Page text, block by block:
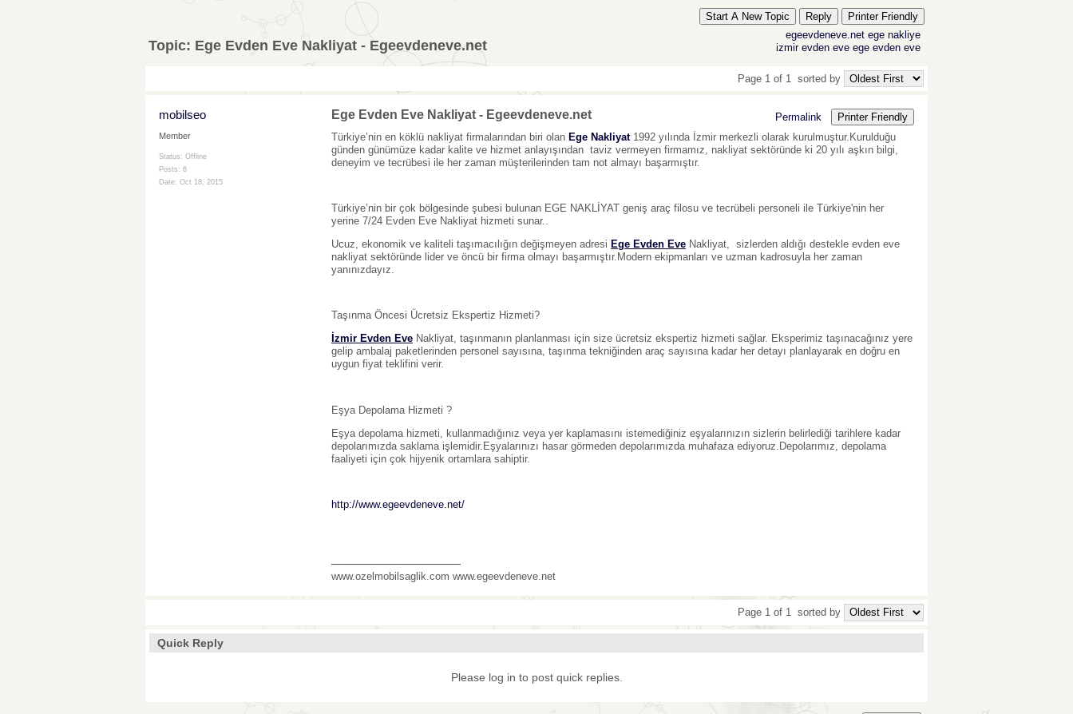
Start A New Topic Reply
Printer Friendly
egeevdeneve.net ege nakliye
izmir evden eve ege evden eve
Topic: Ege Evden Eve Nakliyat - Egeevdeneve.net
Page 1 of 1 sorted by
mobilseo
Member
Status: Offline
Posts: 6
Date: Oct 18, 2015
Ege Evden Eve Nakliyat - Egeevdeneve.net Permalink
Printer Friendly
Türkiye’nin en köklü nakliyat firmalarından biri olan Ege Nakliyat1992 yılında İzmir merkezli olarak kurulmuştur.Kurulduğu
günden günümüze kadar kalite ve hizmet anlayışından taviz vermeyen firmamız, nakliyat sektöründe ki 20 yılı aşkın bilgi,
deneyim ve tecrübesi ile her zaman müşterilerinden tam not almayı başarmıştır.
Türkiye’nin bir çok bölgesinde şubesi bulunan EGE NAKLİYAT geniş araç filosu ve tecrübeli personeli ile Türkiye'nin her
yerine 7/24 Evden Eve Nakliyat hizmeti sunar..
Ucuz, ekonomik ve kaliteli taşımacılığın değişmeyen adresi Ege Evden Eve Nakliyat, sizlerden aldığı destekle evden eve
nakliyat sektöründe lider ve öncü bir firma olmayı başarmıştır.Modern ekipmanları ve uzman kadrosuyla her zaman
yanınızdayız.
Taşınma Öncesi Ücretsiz Ekspertiz Hizmeti?
İzmir Evden Eve Nakliyat, taşınmanın planlanması için size ücretsiz ekspertiz hizmeti sağlar. Eksperimiz taşınacağınız yere
gelip ambalaj paketlerinden personel sayısına, taşınma tekniğinden araç sayısına kadar her detayı planlayarak en doğru en
uygun fiyat teklifini verir.
Eşya Depolama Hizmeti ?
Eşya depolama hizmeti, kullanmadığınız veya yer kaplamasını istemediğiniz eşyalarınızın sizlerin belirlediği tarihlere kadar
depolarımızda saklama işlemidir.Eşyalarınızı hasar görmeden depolarımızda muhafaza ediyoruz.Depolarımız, depolama
faaliyeti için çok hijyenik ortamlara sahiptir.
http://www.egeevdeneve.net/
www.ozelmobilsaglik.com www.egeevdeneve.net
Page 1 of 1 sorted by
Quick Reply
Please log in to post quick replies.